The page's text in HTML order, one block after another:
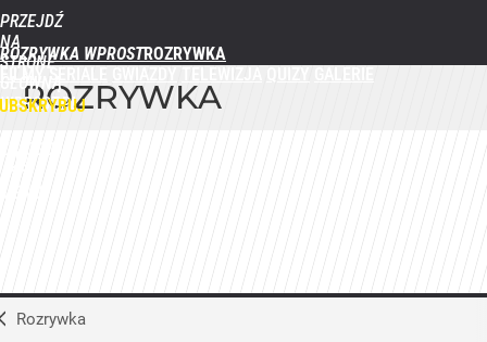
PRZEJDŹ
NA
STRONĘ
GŁÓWNĄ
WPROST.PL
ROZRYWKA WPROST
ROZRYWKA
Rozrywka